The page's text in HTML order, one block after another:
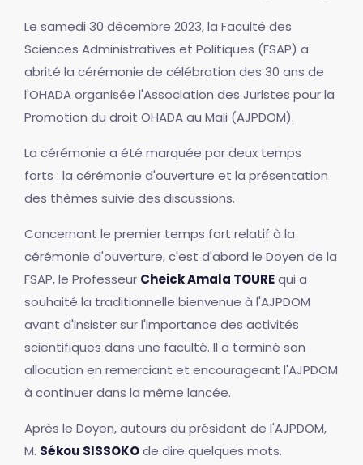
Le samedi 30 décembre 2023, la Faculté des
Sciences Administratives et Politiques (FSAP) a
abrité la cérémonie de célébration des 30 ans de
l'OHADA organisée l'Association des Juristes pour la
Promotion du droit OHADA au Mali (AJPDOM).
La cérémonie a été marquée par deux temps
forts : la cérémonie d'ouverture et la présentation
des thèmes suivie des discussions.
Concernant le premier temps fort relatif à la
cérémonie d'ouverture, c'est d'abord le Doyen de la
FSAP, le Professeur Cheick Amala TOUREqui a
souhaité la traditionnelle bienvenue à l'AJPDOM
avant d'insister sur l'importance des activités
scientifiques dans une faculté. Il a terminé son
allocution en remerciant et encourageant l'AJPDOM
à continuer dans la même lancée.
Après le Doyen, autours du président de l'AJPDOM,
M. Sékou SISSOKOde dire quelques mots.